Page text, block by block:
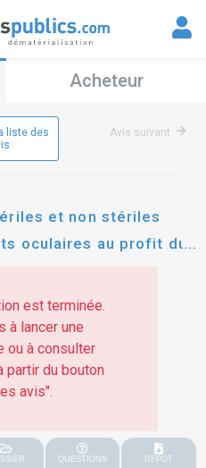
Acheteur
liste des
Avis suivant
et non stériles
oculaires au profit du
gcs
est terminée.
à lancer une
ou à consulter
partir du bouton
avis".
QUESTIONS DEPOT